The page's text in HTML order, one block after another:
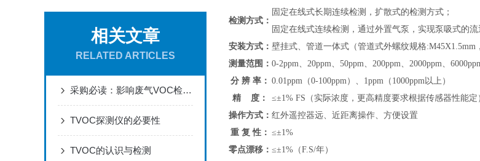
相关文章
RELATED ARTICLES
采购必读：影响废气VOC检测仪测量精度的七大关键因素
TVOC探测仪的必要性
TVOC的认识与检测
检测方式：
固定在线式长期连续检测，扩散式的检测方式；
固定在线式连续检测，通过外置气泵，实现泵吸式的流
安装方式： 壁挂式、管道一体式（管道式外螺纹规格:M45X1.5mm
测量范围： 0-2ppm、20ppm、50ppm、200ppm、2000ppm、
分 辨 率： 0.01ppm（0-100ppm）、1ppm（1000ppm以上）
精 度：
≤±1% FS（实际浓度，更高精度要求根据传感器性能定
操作方式： 红外遥控器远、近距离操作、方便设置
重 复 性： ≤±1%
零点漂移： ≤±1%（F.S/年）